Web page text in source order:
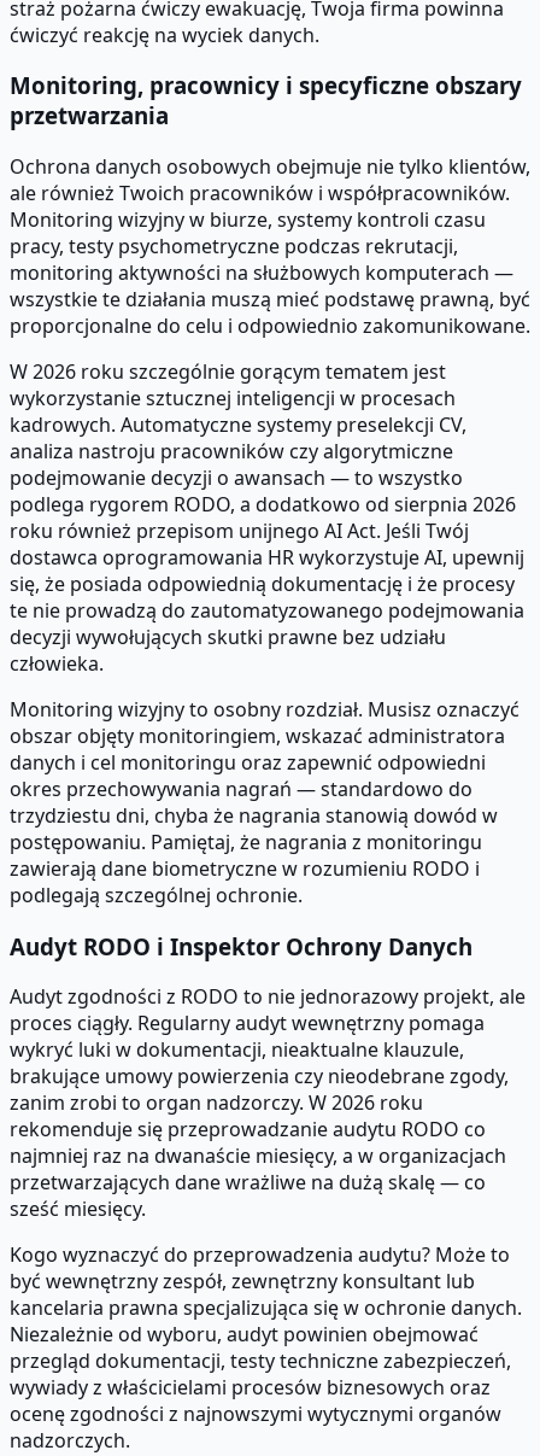
straż pożarna ćwiczy ewakuację, Twoja firma powinna
ćwiczyć reakcję na wyciek danych.
Monitoring, pracownicy i specyficzne obszary
przetwarzania
Ochrona danych osobowych obejmuje nie tylko klientów,
ale również Twoich pracowników i współpracowników.
Monitoring wizyjny w biurze, systemy kontroli czasu
pracy, testy psychometryczne podczas rekrutacji,
monitoring aktywności na służbowych komputerach —
wszystkie te działania muszą mieć podstawę prawną, być
proporcjonalne do celu i odpowiednio zakomunikowane.
W 2026 roku szczególnie gorącym tematem jest
wykorzystanie sztucznej inteligencji w procesach
kadrowych. Automatyczne systemy preselekcji CV,
analiza nastroju pracowników czy algorytmiczne
podejmowanie decyzji o awansach — to wszystko
podlega rygorem RODO, a dodatkowo od sierpnia 2026
roku również przepisom unijnego AI Act. Jeśli Twój
dostawca oprogramowania HR wykorzystuje AI, upewnij
się, że posiada odpowiednią dokumentację i że procesy
te nie prowadzą do zautomatyzowanego podejmowania
decyzji wywołujących skutki prawne bez udziału
człowieka.
Monitoring wizyjny to osobny rozdział. Musisz oznaczyć
obszar objęty monitoringiem, wskazać administratora
danych i cel monitoringu oraz zapewnić odpowiedni
okres przechowywania nagrań — standardowo do
trzydziestu dni, chyba że nagrania stanowią dowód w
postępowaniu. Pamiętaj, że nagrania z monitoringu
zawierają dane biometryczne w rozumieniu RODO i
podlegają szczególnej ochronie.
Audyt RODO i Inspektor Ochrony Danych
Audyt zgodności z RODO to nie jednorazowy projekt, ale
proces ciągły. Regularny audyt wewnętrzny pomaga
wykryć luki w dokumentacji, nieaktualne klauzule,
brakujące umowy powierzenia czy nieodebrane zgody,
zanim zrobi to organ nadzorczy. W 2026 roku
rekomenduje się przeprowadzanie audytu RODO co
najmniej raz na dwanaście miesięcy, a w organizacjach
przetwarzających dane wrażliwe na dużą skalę — co
sześć miesięcy.
Kogo wyznaczyć do przeprowadzenia audytu? Może to
być wewnętrzny zespół, zewnętrzny konsultant lub
kancelaria prawna specjalizująca się w ochronie danych.
Niezależnie od wyboru, audyt powinien obejmować
przegląd dokumentacji, testy techniczne zabezpieczeń,
wywiady z właścicielami procesów biznesowych oraz
ocenę zgodności z najnowszymi wytycznymi organów
nadzorczych.